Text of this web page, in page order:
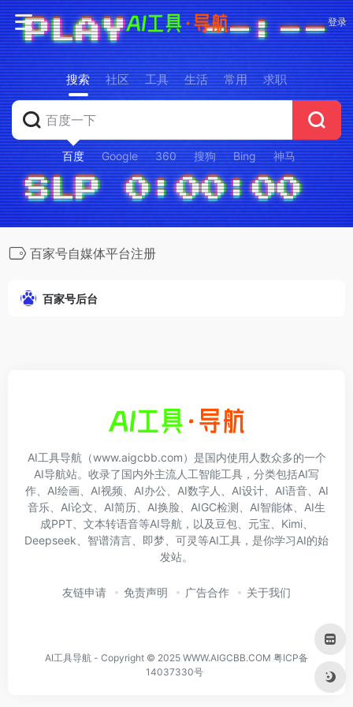
登录
搜索 社区 工具 生活 常用 求职
百度 Google 360 搜狗 Bing 神马
百家号自媒体平台注册
百家号后台
AI工具导航（www.aigcbb.com）是国内使用人数众多的一个
AI导航站。收录了国内外主流人工智能工具，分类包括AI写
作、AI绘画、AI视频、AI办公、AI数字人、AI设计、AI语音、AI
音乐、AI论文、AI简历、AI换脸、AIGC检测、AI智能体、AI生
成PPT、文本转语音等AI导航，以及豆包、元宝、Kimi、
Deepseek、智谱清言、即梦、可灵等AI工具，是你学习AI的始
发站。
友链申请 免责声明 广告合作 关于我们
AI工具导航 - Copyright © 2025 WWW.AIGCBB.COM 粤ICP备
14037330号